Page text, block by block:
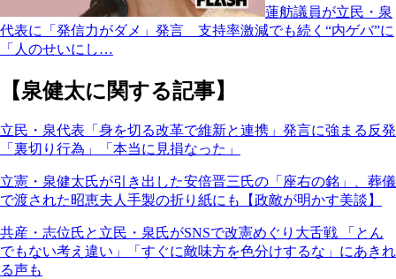
蓮舫議員が立民・泉
代表に「発信力がダメ」発言 支持率激減でも続く“内ゲバ”に
「人のせいにし…
【泉健太に関する記事】
立民・泉代表「身を切る改革で維新と連携」発言に強まる反発
「裏切り行為」「本当に見損なった」
立憲・泉健太氏が引き出した安倍晋三氏の「座右の銘」、葬儀
で渡された昭恵夫人手製の折り紙にも【政敵が明かす美談】
共産・志位氏と立民・泉氏がSNSで改憲めぐり大舌戦 「とん
でもない考え違い」「すぐに敵味方を色分けするな」にあきれ
る声も